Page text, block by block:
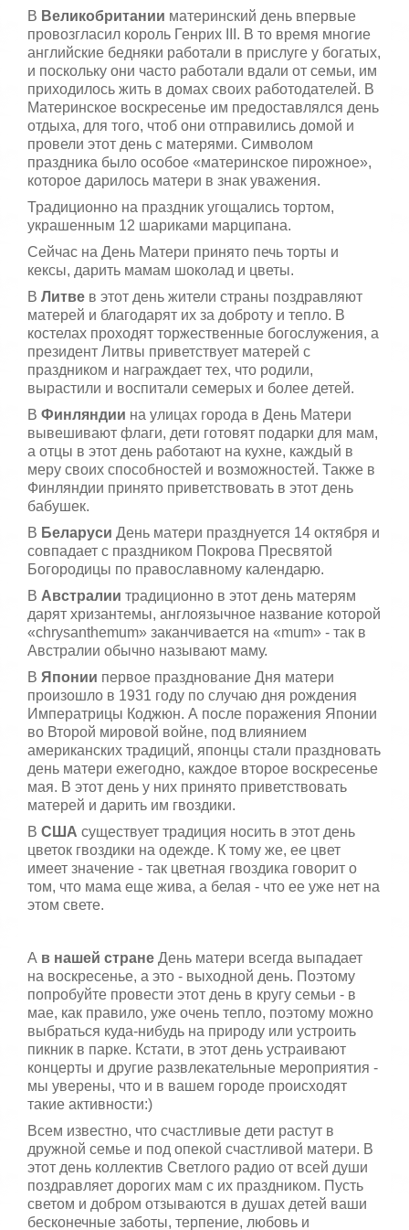
В Великобритании материнский день впервые
провозгласил король Генрих ІІІ. В то время многие
английские бедняки работали в прислуге у богатых,
и поскольку они часто работали вдали от семьи, им
приходилось жить в домах своих работодателей. В
Материнское воскресенье им предоставлялся день
отдыха, для того, чтоб они отправились домой и
провели этот день с матерями. Символом
праздника было особое «материнское пирожное»,
которое дарилось матери в знак уважения.
Традиционно на праздник угощались тортом,
украшенным 12 шариками марципана.
Сейчас на День Матери принято печь торты и
кексы, дарить мамам шоколад и цветы.
В Литве в этот день жители страны поздравляют
матерей и благодарят их за доброту и тепло. В
костелах проходят торжественные богослужения, а
президент Литвы приветствует матерей с
праздником и награждает тех, что родили,
вырастили и воспитали семерых и более детей.
В Финляндии на улицах города в День Матери
вывешивают флаги, дети готовят подарки для мам,
а отцы в этот день работают на кухне, каждый в
меру своих способностей и возможностей. Также в
Финляндии принято приветствовать в этот день
бабушек.
В Беларуси День матери празднуется 14 октября и
совпадает с праздником Покрова Пресвятой
Богородицы по православному календарю.
В Австралии традиционно в этот день матерям
дарят хризантемы, англоязычное название которой
«chrysanthemum» заканчивается на «mum» - так в
Австралии обычно называют маму.
В Японии первое празднование Дня матери
произошло в 1931 году по случаю дня рождения
Императрицы Коджюн. А после поражения Японии
во Второй мировой войне, под влиянием
американских традиций, японцы стали праздновать
день матери ежегодно, каждое второе воскресенье
мая. В этот день у них принято приветствовать
матерей и дарить им гвоздики.
В США существует традиция носить в этот день
цветок гвоздики на одежде. К тому же, ее цвет
имеет значение - так цветная гвоздика говорит о
том, что мама еще жива, а белая - что ее уже нет на
этом свете.
А в нашей стране День матери всегда выпадает
на воскресенье, а это - выходной день. Поэтому
попробуйте провести этот день в кругу семьи - в
мае, как правило, уже очень тепло, поэтому можно
выбраться куда-нибудь на природу или устроить
пикник в парке. Кстати, в этот день устраивают
концерты и другие развлекательные мероприятия -
мы уверены, что и в вашем городе происходят
такие активности:)
Всем известно, что счастливые дети растут в
дружной семье и под опекой счастливой матери. В
этот день коллектив Светлого радио от всей души
поздравляет дорогих мам с их праздником. Пусть
светом и добром отзываются в душах детей ваши
бесконечные заботы, терпение, любовь и